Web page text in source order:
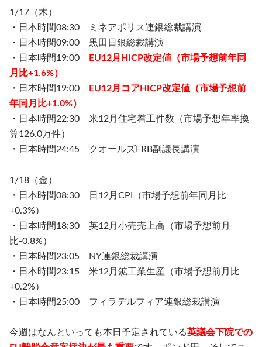
1/17（木）
・日本時間08:30 ミネアポリス連銀総裁講演
・日本時間09:00 黒田日銀総裁講演
・日本時間19:00
EU12月HICP改定値（市場予想前年同
月比+1.6%）
・日本時間19:00
EU12月コアHICP改定値（市場予想前
年同月比+1.0%）
・日本時間22:30 米12月住宅着工件数（市場予想年率換
算126.0万件）
・日本時間24:45 クオールズFRB副議長講演
1/18（金）
・日本時間08:30 日12月CPI（市場予想前年同月比
+0.3%）
・日本時間18:30 英12月小売売上高（市場予想前月
比-0.8%）
・日本時間23:05 NY連銀総裁講演
・日本時間23:15 米12月鉱工業生産（市場予想前月比
+0.2%）
・日本時間25:00 フィラデルフィア連銀総裁講演
今週はなんといっても本日予定されている英議会下院での